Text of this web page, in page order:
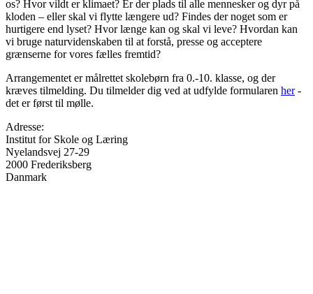
os? Hvor vildt er klimaet? Er der plads til alle mennesker og dyr på
kloden – eller skal vi flytte længere ud? Findes der noget som er
hurtigere end lyset? Hvor længe kan og skal vi leve? Hvordan kan
vi bruge naturvidenskaben til at forstå, presse og acceptere
grænserne for vores fælles fremtid?
Arrangementet er målrettet skolebørn fra 0.-10. klasse, og der
kræves tilmelding. Du tilmelder dig ved at udfylde formularen her-
det er først til mølle.
Adresse:
Institut for Skole og Læring
Nyelandsvej 27-29
2000 Frederiksberg
Danmark